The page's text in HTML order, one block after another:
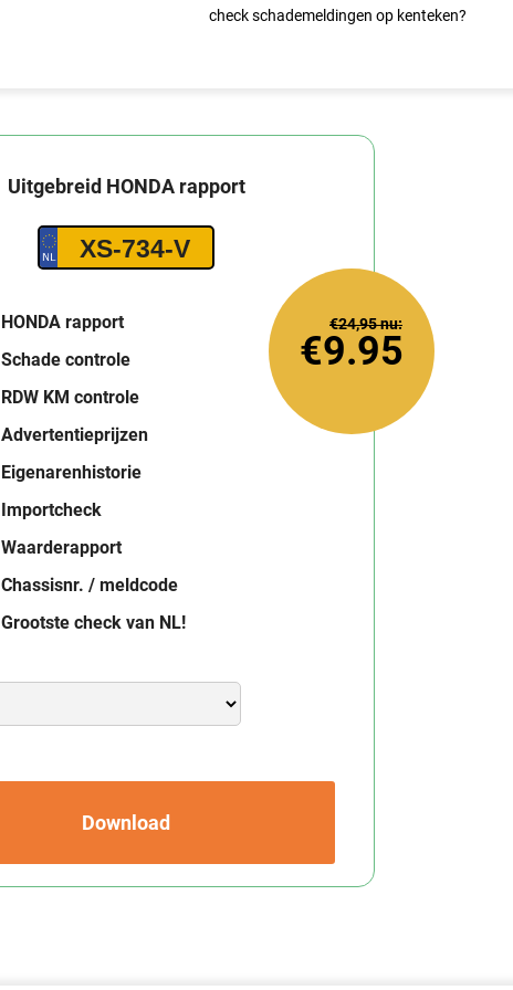
check schademeldingen op kenteken?
Uitgebreid HONDArapport
XS-734-V
HONDA rapport
Schade controle
RDW KM controle
Advertentieprijzen
Eigenarenhistorie
Importcheck
Waarderapport
Chassisnr. / meldcode
Grootste check van NL!
Download
€9.95
€24,95nu: